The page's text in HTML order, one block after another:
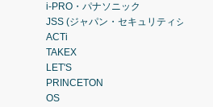
i-PRO・パナソニック
JSS (ジャパン・セキュリティシステム)
ACTi
TAKEX
LET'S
PRINCETON
OS